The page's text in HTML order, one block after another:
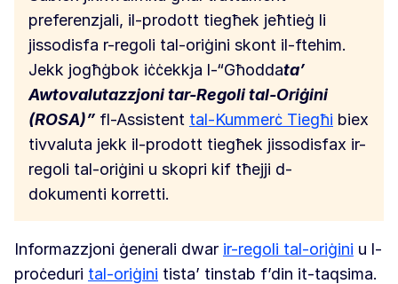
preferenzjali, il-prodott tiegħek jeħtieġ li
jissodisfa r-regoli tal-oriġini skont il-ftehim.
Jekk jogħġbok iċċekkja l-“Għoddata’
Awtovalutazzjoni tar-Regoli tal-Oriġini
(ROSA)” fl-Assistent tal-Kummerċ Tiegħi biex
tivvaluta jekk il-prodott tiegħek jissodisfax ir-
regoli tal-oriġini u skopri kif tħejji d-
dokumenti korretti.
Informazzjoni ġenerali dwar ir-regoli tal-oriġini u l-
proċeduri tal-oriġini tista’ tinstab f’din it-taqsima.